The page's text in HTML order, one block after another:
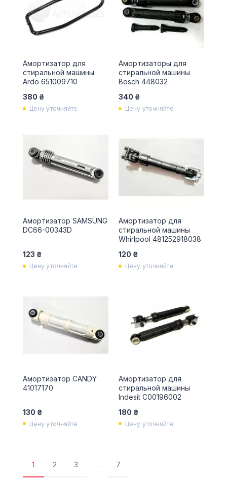
Амортизатор для
стиральной машины
Ardo 651009710
380 ₴
Цену уточняйте
Амортизаторы для
стиральной машины
Bosch 448032
340 ₴
Цену уточняйте
Амортизатор SAMSUNG
DC66-00343D
123 ₴
Цену уточняйте
Амортизатор для
стиральной машины
Whirlpool 481252918038
120 ₴
Цену уточняйте
Амортизатор CANDY
41017170
130 ₴
Цену уточняйте
Амортизатор для
стиральной машины
Indesit C00196002
180 ₴
Цену уточняйте
Текущая
1
Страница
2
Страница
3 … 7